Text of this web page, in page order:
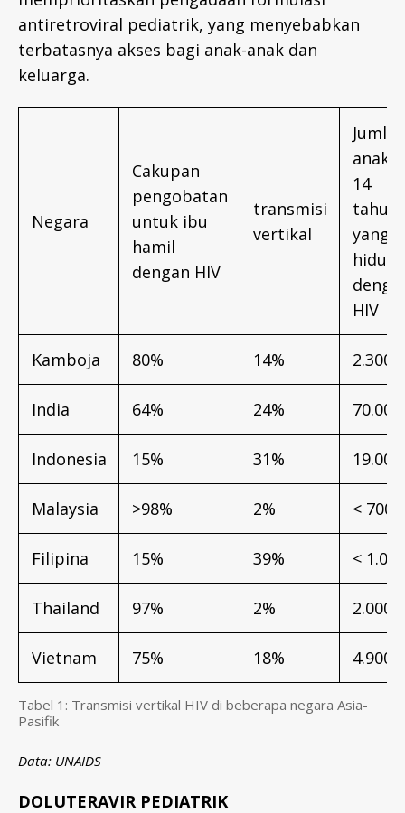
antiretroviral pediatrik, yang menyebabkan
terbatasnya akses bagi anak-anak dan
keluarga.
Negara
Cakupan
pengobatan
untuk ibu
hamil
dengan HIV
transmisi
vertikal
Jumlah
anak
14
tahun
yang
hidup
HIV
Kamboja 80% 14% 2.300
India 64% 24% 70.000
Indonesia 15% 31% 19.000
Malaysia >98% 2% < 700
Filipina 15% 39% < 1.000
Thailand 97% 2% 2.000
Vietnam 75% 18% 4.900
Tabel 1: Transmisi vertikal HIV di beberapa negara Asia-
Pasifik
Data: UNAIDS
DOLUTERAVIR PEDIATRIK